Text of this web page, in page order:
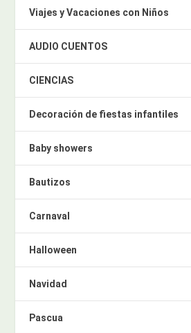
Viajes y Vacaciones con Niños
AUDIO CUENTOS
CIENCIAS
Decoración de fiestas infantiles
Baby showers
Bautizos
Carnaval
Halloween
Navidad
Pascua